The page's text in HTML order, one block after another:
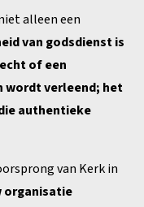
alleen een
van godsdienst is
of een
wordt verleend; het
authentieke
van Kerk in
organisatie